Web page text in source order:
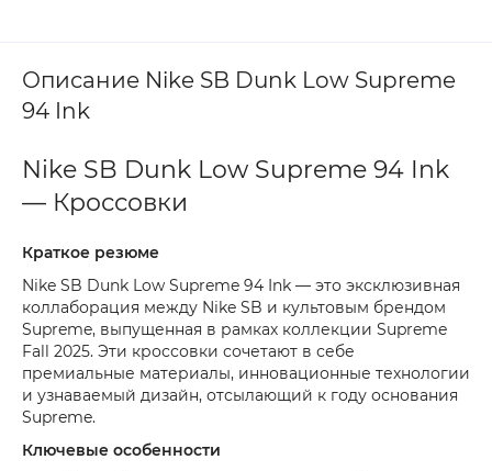
Описание Nike SB Dunk Low Supreme
94 Ink
Nike SB Dunk Low Supreme 94 Ink
— Кроссовки
Краткое резюме
Nike SB Dunk Low Supreme 94 Ink — это эксклюзивная
коллаборация между Nike SB и культовым брендом
Supreme, выпущенная в рамках коллекции Supreme
Fall 2025. Эти кроссовки сочетают в себе
премиальные материалы, инновационные технологии
и узнаваемый дизайн, отсылающий к году основания
Supreme.
Ключевые особенности